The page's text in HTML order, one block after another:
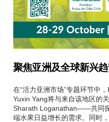
聚焦亚洲及全球新兴
在“活力亚洲市场”专题环节中
Yuxin Yang将与来自该地区
Sharath Loganathan——共同
端水果日益增长的需求。同时